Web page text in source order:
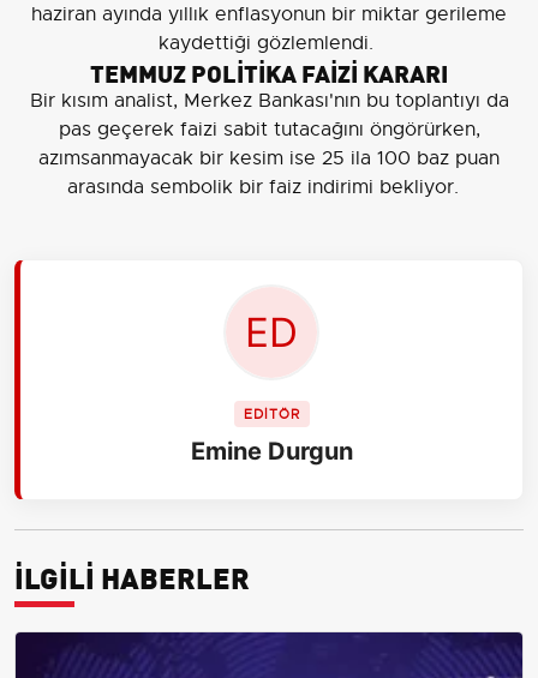
haziran ayında yıllık enflasyonun bir miktar gerileme
kaydettiği gözlemlendi.
TEMMUZ POLİTİKA FAİZİ KARARI
Bir kısım analist, Merkez Bankası'nın bu toplantıyı da
pas geçerek faizi sabit tutacağını öngörürken,
azımsanmayacak bir kesim ise 25 ila 100 baz puan
arasında sembolik bir faiz indirimi bekliyor.
EDİTÖR
Emine Durgun
İLGİLİ HABERLER